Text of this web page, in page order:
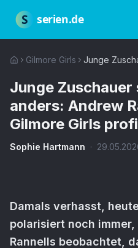
S serien.de
Gilmore Girls Junge
Junge Zuschauer
anders: Andrew
Gilmore Girls
Sophie Hartmann ·
Damals verhasst,
polarisiert noch
Rannells beobachtet,